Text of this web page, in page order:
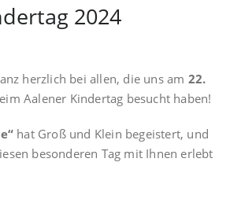
2024
herzlich bei allen, die uns am 22.
Aalener Kindertag besucht haben!
hat Groß und Klein begeistert, und
besonderen Tag mit Ihnen erlebt